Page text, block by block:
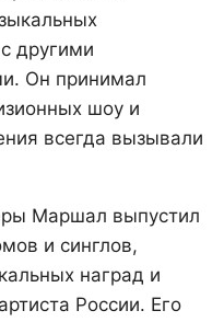
другими
Он принимал
шоу и
всегда вызывали
Маршал выпустил
и синглов,
наград и
России. Его